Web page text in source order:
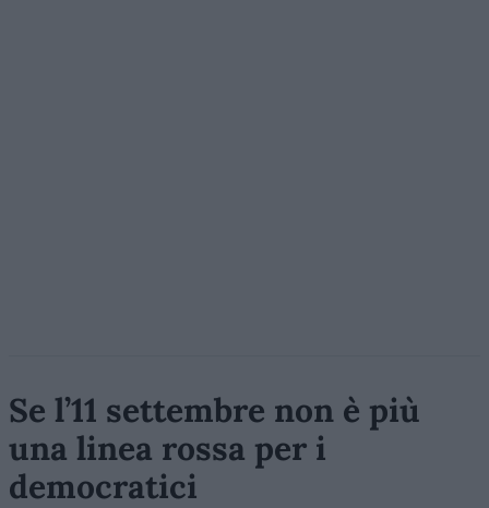
Se l’11 settembre non è più
una linea rossa per i
democratici